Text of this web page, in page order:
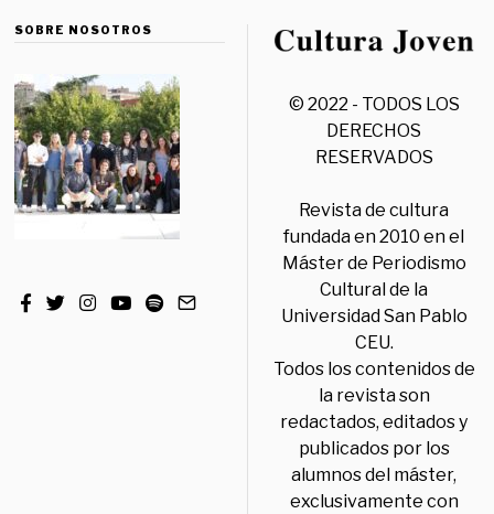
SOBRE NOSOTROS
© 2022 - TODOS LOS
DERECHOS
RESERVADOS
Revista de cultura
fundada en 2010 en el
Máster de Periodismo
Cultural de la
Universidad San Pablo
CEU.
Todos los contenidos de
la revista son
redactados, editados y
publicados por los
alumnos del máster,
exclusivamente con